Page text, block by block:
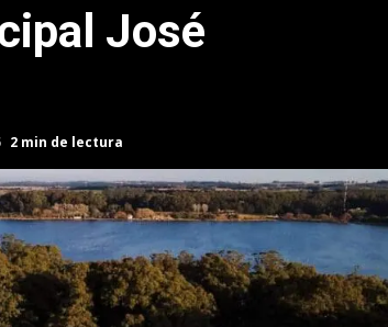
José
2 min de lectura